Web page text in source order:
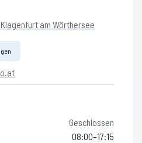
am Wörthersee
Geschlossen
08:00–17:15